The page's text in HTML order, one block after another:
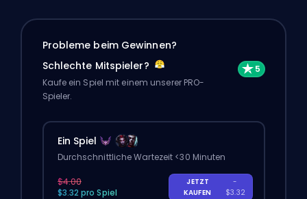
Probleme beim Gewinnen?
Schlechte Mitspieler?
Kaufe ein Spiel mit einem unserer PRO-
Spieler.
Ein Spiel
Durchschnittliche Wartezeit <30 Minuten
$4.00
$3.32 pro Spiel
JETZT
KAUFEN
-
$3.32